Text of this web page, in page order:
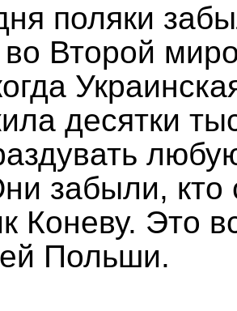
поляки
во Второй
десятки
забыли, кто
Коневу. Это
Польши.